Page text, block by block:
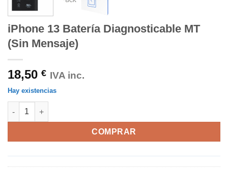
iPhone 13 Batería Diagnosticable MT
(Sin Mensaje)
18,50 € IVA inc.
Hay existencias
iPhone 13 Batería Diagnosticable MT (Sin Mensaje) cantidad
COMPRAR